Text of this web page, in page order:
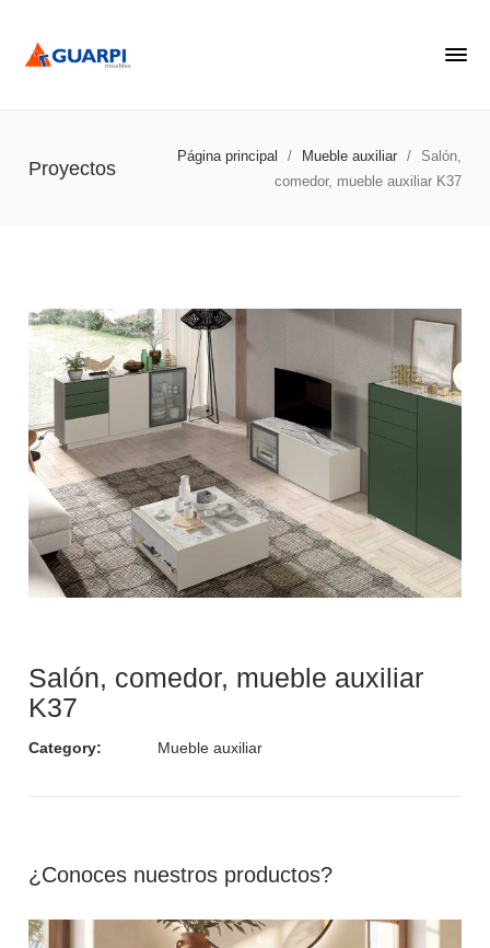
Proyectos
Página principal / Mueble auxiliar /
Salón,
comedor, mueble auxiliar K37
Salón, comedor, mueble auxiliar
K37
Category: Mueble auxiliar
¿Conoces nuestros productos?